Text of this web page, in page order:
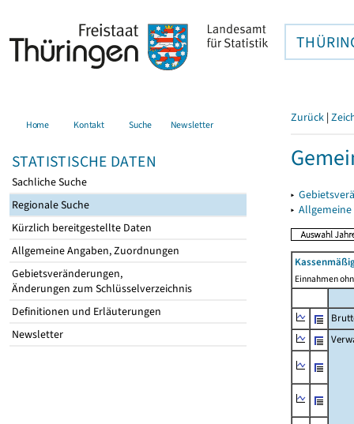
Home Kontakt Suche Newsletter
STATISTISCHE DATEN
Sachliche Suche
Regionale Suche
Kürzlich bereitgestellte Daten
Allgemeine Angaben, Zuordnungen
Gebietsveränderungen,
Änderungen zum Schlüsselverzeichnis
Definitionen und Erläuterungen
Newsletter
Zurück |
▸
▸
Einnahmen